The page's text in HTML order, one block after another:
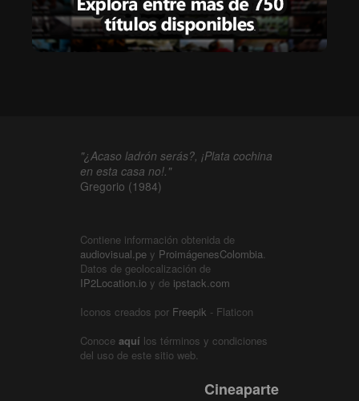
"¿Acaso ladrón serás?, ¡Plata cochina
en esta casa no!."
Gregorio (1984)
Contiene información obtenida de
audiovisual.pe y ProimágenesColombia.
Datos de geolocalización de
IP2Location.io y de ipstack.com
Iconos creados por Freepik - Flaticon
Conoce aquí los términos y condiciones
del uso de este sitio web.
Cineaparte